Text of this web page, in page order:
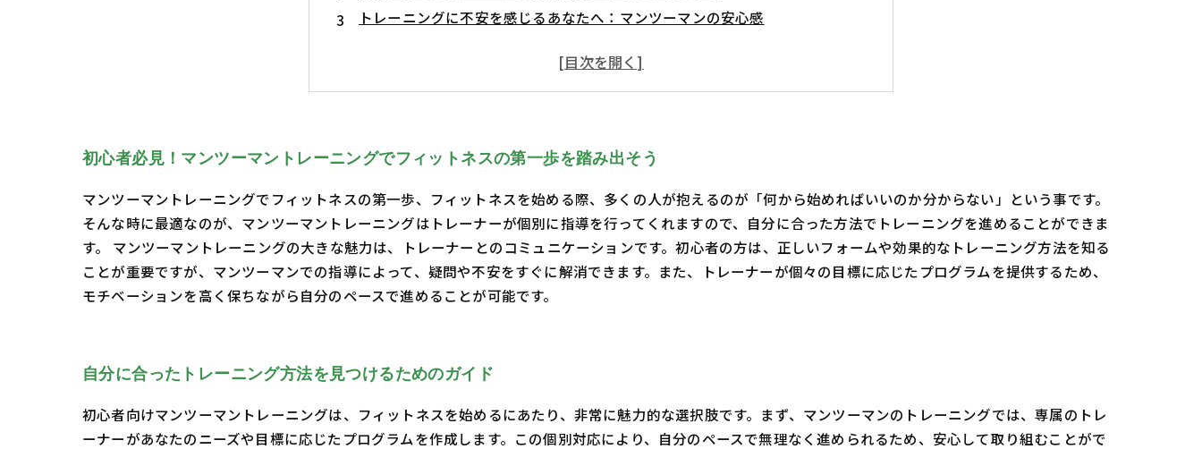
トレーニングに不安を感じるあなたへ：マンツーマンの安心感
自分のペースで進めるトレーニングの効果とは
初心者必見！マンツーマントレーニングでフィットネスの第一歩を踏み出そう
マンツーマントレーニングでフィットネスの第一歩、フィットネスを始める際、多くの人が抱えるのが「何から始めればいいのか分からない」という事です。
そんな時に最適なのが、マンツーマントレーニングはトレーナーが個別に指導を行ってくれますので、自分に合った方法でトレーニングを進めることができま
す。 マンツーマントレーニングの大きな魅力は、トレーナーとのコミュニケーションです。初心者の方は、正しいフォームや効果的なトレーニング方法を知る
ことが重要ですが、マンツーマンでの指導によって、疑問や不安をすぐに解消できます。また、トレーナーが個々の目標に応じたプログラムを提供するため、
モチベーションを高く保ちながら自分のペースで進めることが可能です。
自分に合ったトレーニング方法を見つけるためのガイド
初心者向けマンツーマントレーニングは、フィットネスを始めるにあたり、非常に魅力的な選択肢です。まず、マンツーマンのトレーニングでは、専属のトレ
ーナーがあなたのニーズや目標に応じたプログラムを作成します。この個別対応により、自分のペースで無理なく進められるため、安心して取り組むことがで